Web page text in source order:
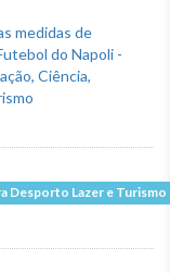
Desporto Lazer e Turismo